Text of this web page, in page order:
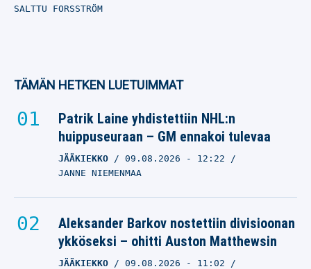
SALTTU FORSSTRÖM
TÄMÄN HETKEN LUETUIMMAT
Patrik Laine yhdistettiin NHL:n
huippuseuraan – GM ennakoi tulevaa
JÄÄKIEKKO 09.08.2026 - 12:22
JANNE NIEMENMAA
Aleksander Barkov nostettiin divisioonan
ykköseksi – ohitti Auston Matthewsin
JÄÄKIEKKO 09.08.2026 - 11:02